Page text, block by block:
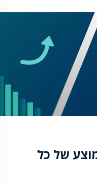
של כל